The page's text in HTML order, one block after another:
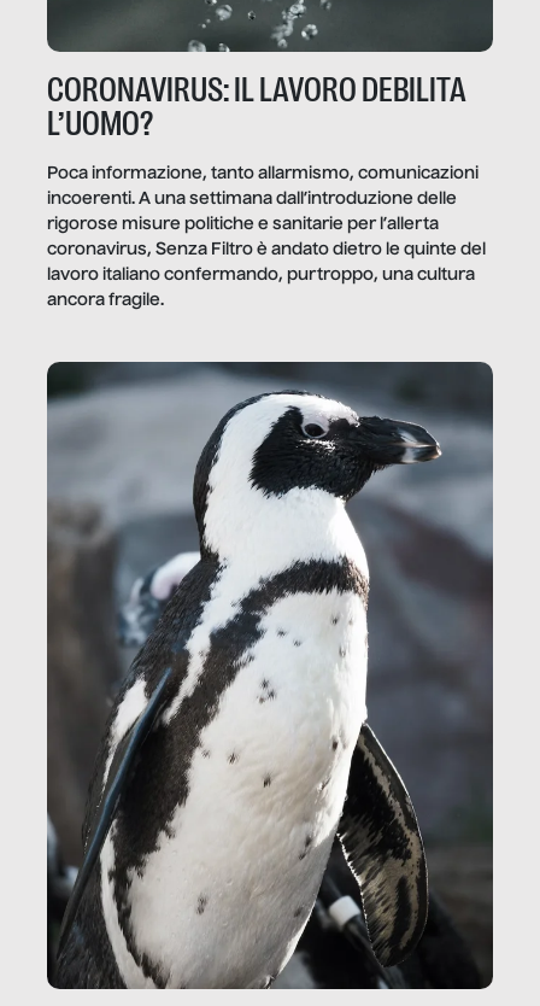
CORONAVIRUS: IL LAVORO DEBILITA
L’UOMO?
Poca informazione, tanto allarmismo, comunicazioni
incoerenti. A una settimana dall’introduzione delle
rigorose misure politiche e sanitarie per l’allerta
coronavirus, Senza Filtro è andato dietro le quinte del
lavoro italiano confermando, purtroppo, una cultura
ancora fragile.